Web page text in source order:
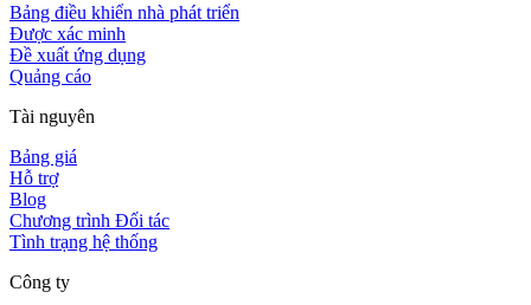
Bảng điều khiển nhà phát triển
Được xác minh
Đề xuất ứng dụng
Quảng cáo
Tài nguyên
Bảng giá
Hỗ trợ
Blog
Chương trình Đối tác
Tình trạng hệ thống
Công ty